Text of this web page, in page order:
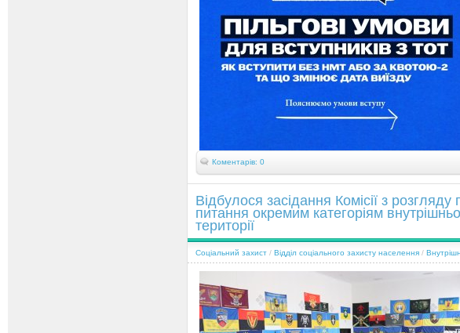
Коментарів: 0
Відбулося засідання Комісії з
питання окремим категоріям
території
Соціальний захист / Відділ соціального захисту населення /